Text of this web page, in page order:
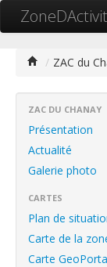
Cartographie
Référencer
Contact
Mon ZA.com
/ ZAC du
ZAC DU CHANAY
Présentation
Actualité
Galerie photo
CARTES
Plan de
Carte de la
Carte